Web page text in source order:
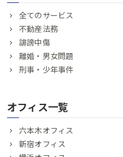
全てのサービス
不動産法務
誹謗中傷
離婚・男女問題
刑事・少年事件
オフィス一覧
六本木オフィス
新宿オフィス